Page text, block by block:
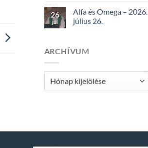
26
júl
Alfa és Omega – 2026.
július 26.
ARCHÍVUM
Archívum